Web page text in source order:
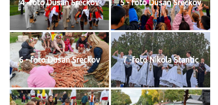
4 -foto Dusan Sreckov 5 - foto Dusan Sreckov
6 - foto Dusan Sreckov 7 -foto Nikola Stantic